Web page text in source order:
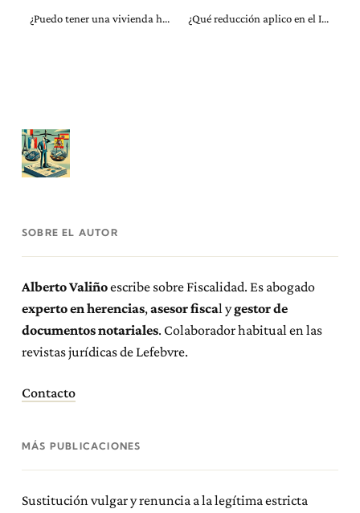
¿Puedo tener una vivienda habitual compuesta por dos pisos unidos? ¿Qué reducción aplico en el Impuesto de Sucesiones: la autonómica o la estatal?
SOBRE EL AUTOR
Alberto Valiñoescribe sobre Fiscalidad. Es abogado
experto en herencias,asesor fiscal ygestor de
documentos notariales. Colaborador habitual en las
revistas jurídicas de Lefebvre.
Contacto
MÁS PUBLICACIONES
Sustitución vulgar y renuncia a la legítima estricta